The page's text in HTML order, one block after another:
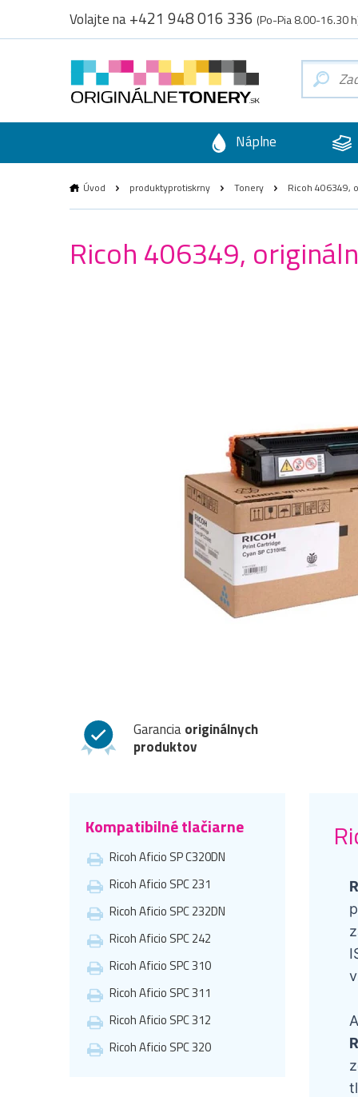
Volajte na+421 948 016 336 (Po-Pia 8.00-16.30
Náplne
Úvod produktyprotiskrny Tonery Ricoh 406349,
Ricoh 406349,
Garanciaoriginálnych
produktov
Kompatibilné tlačiarne
Ricoh Aficio SP C320DN
Ricoh Aficio SPC 231
Ricoh Aficio SPC 232DN
Ricoh Aficio SPC 242
Ricoh Aficio SPC 310
Ricoh Aficio SPC 311
Ricoh Aficio SPC 312
Ricoh Aficio SPC 320